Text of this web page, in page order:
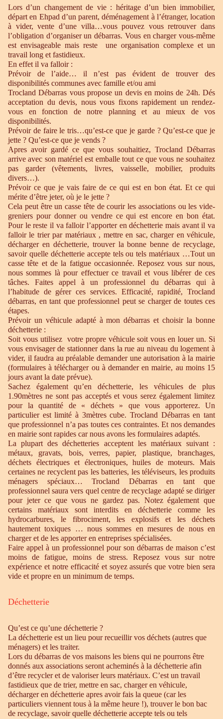
Lors d’un changement de vie : héritage d’un bien immobilier,
départ en Ehpad d’un parent, déménagement à l’étranger, location
à vider, vente d’une villa…vous pouvez vous retrouver dans
l’obligation d’organiser un débarras. Vous en charger vous-même
est envisageable mais reste une organisation complexe et un
travail long et fastidieux.
En effet il va falloir :
Prévoir de l’aide… il n’est pas évident de trouver des
disponibilités communes avec famille et/ou ami
Trocland Débarras vous propose un devis en moins de 24h. Dés
acceptation du devis, nous vous fixons rapidement un rendez-
vous en fonction de notre planning et au mieux de vos
disponibilités.
Prévoir de faire le tris…qu’est-ce que je garde ? Qu’est-ce que je
jette ? Qu’est-ce que je vends ?
Apres avoir gardé ce que vous souhaitiez, Trocland Débarras
arrive avec son matériel est emballe tout ce que vous ne souhaitez
pas garder (vêtements, livres, vaisselle, mobilier, produits
divers…).
Prévoir ce que je vais faire de ce qui est en bon état. Et ce qui
mérite d’être jeter, où je le jette ?
Cela peut être un casse tête de courir les associations ou les vide-
greniers pour donner ou vendre ce qui est encore en bon état.
Pour le reste il va falloir l’apporter en déchetterie mais avant il va
falloir le trier par matériaux , mettre en sac, charger en véhicule,
décharger en déchetterie, trouver la bonne benne de recyclage,
savoir quelle déchetterie accepte tels ou tels matériaux …Tout un
casse tête et de la fatigue occasionnée. Reposez vous sur nous,
nous sommes là pour effectuer ce travail et vous libérer de ces
tâches. Faites appel à un professionnel du débarras qui à
l’habitude de gérer ces services. Efficacité, rapidité, Trocland
débarras, en tant que professionnel peut se charger de toutes ces
étapes.
Prévoir un véhicule adapté à mon débarras et choisir la bonne
déchetterie :
Soit vous utilisez votre propre véhicule soit vous en louer un. Si
vous envisager de stationner dans la rue au niveau du logement à
vider, il faudra au préalable demander une autorisation à la mairie
(formulaires à télécharger ou à demander en mairie, au moins 15
jours avant la date prévue).
Sachez également qu’en déchetterie, les véhicules de plus
1.90mètres ne sont pas acceptés et vous serez également limitez
pour la quantité de « déchets » que vous apporterez. Un
particulier est limité à 3mètres cube. Trocland Débarras en tant
que professionnel n’a pas toutes ces contraintes. Et nos demandes
en mairie sont rapides car nous avons les formulaires adaptés.
La plupart des déchetteries acceptent les matériaux suivant :
métaux, gravats, bois, verres, papier, plastique, branchages,
déchets électriques et électroniques, huiles de moteurs. Mais
certaines ne recyclent pas les batteries, les téléviseurs, les produits
ménagers spéciaux… Trocland Débarras en tant que
professionnel saura vers quel centre de recyclage adapté se diriger
pour jeter ce que vous ne gardez pas. Notez également que
certains matériaux sont interdits en déchetterie comme les
hydrocarbures, le fibrociment, les explosifs et les déchets
hautement toxiques … nous sommes en mesures de nous en
charger et de les apporter en entreprises spécialisées.
Faire appel à un professionnel pour son débarras de maison c’est
moins de fatigue, moins de stress. Reposez vous sur notre
expérience et notre efficacité et soyez assurés que votre bien sera
vide et propre en un minimum de temps.
Déchetterie
Qu’est ce qu’une déchetterie ?
La déchetterie est un lieu pour recueillir vos déchets (autres que
ménagers) et les traiter.
Lors du débarras de vos maisons les biens qui ne pourrons être
donnés aux associations seront acheminés à la déchetterie afin
d’être recycler et de valoriser leurs matériaux. C’est un travail
fastidieux que de trier, mettre en sac, charger en véhicule,
décharger en déchetterie apres avoir fais la queue (car les
particuliers viennent tous à la même heure !), trouver le bon bac
de recyclage, savoir quelle déchetterie accepte tels ou tels